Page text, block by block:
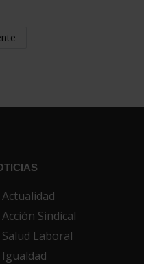
Actualidad
Acción Sindical
Salud Laboral
Igualdad